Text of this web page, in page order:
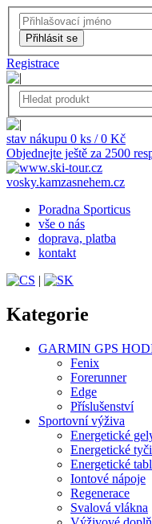
Registrace
stav nákupu 0 ks / 0 Kč
Objednejte ještě za 2500
vosky.kamzasnehem.cz
Poradna Sporticus
vše o nás
doprava, platba
kontakt
|
Kategorie
GARMIN GPS
Fenix
Forerunner
Edge
Příslušenství
Sportovní výživa
Energetické
Energetické
Energetické
Iontové nápoje
Regenerace
Svalová vlákna